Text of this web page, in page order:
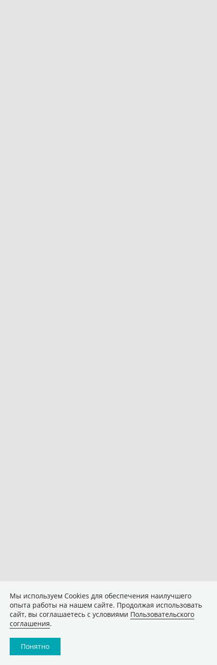
Мы используем Сookies для обеспечения наилучшего
опыта работы на нашем сайте. Продолжая использовать
сайт, вы соглашаетесь с условиями Пользовательского
соглашения.
Понятно